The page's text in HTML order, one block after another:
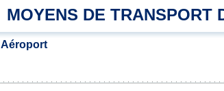
MOYENS DE TRANSPORT
Aéroport